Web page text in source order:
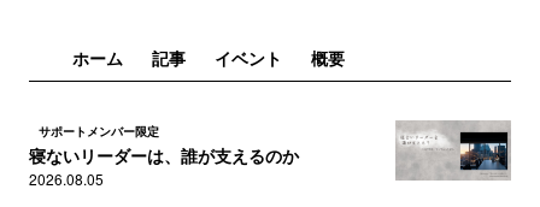
ホーム 記事 イベント 概要
サポートメンバー限定
寝ないリーダーは、誰が支えるのか
2026.08.05